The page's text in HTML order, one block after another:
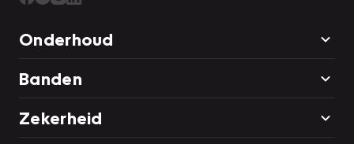
Onderhoud
Banden
Zekerheid